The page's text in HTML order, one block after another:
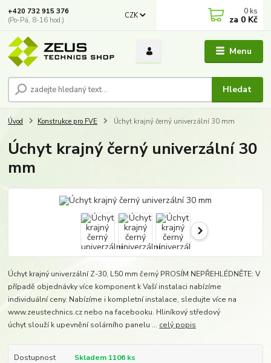
Menu
CZK
Hledat
+420 732 915 376
(Po-Pá, 8-16 hod.)
0 ks
za 0 Kč
Úvod Konstrukce pro FVE Úchyt krajný černý univerzální 30 mm
Úchyt krajný černý univerzální 30
mm
Úchyt krajný univerzální Z-30, L50 mm černý PROSÍM NEPŘEHLÉDNĚTE: V
případě objednávky více komponent k Vaší instalaci nabízíme
individuální ceny. Nabízíme i kompletní instalace, sledujte více na
www.zeustechnics.cz nebo na facebooku. Hliníkový středový
úchyt slouží k upevnění solárního panelu ... celý popis
Dostupnost Skladem 1106 ks